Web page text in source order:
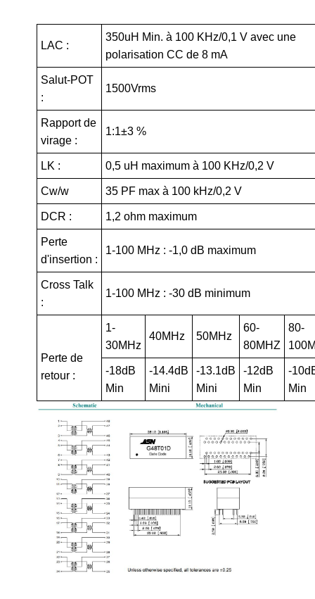
LAC :
350uH Min. à 100 KHz/0,1 V avec une
polarisation CC de 8 mA
Salut-POT
:
1500Vrms
Rapport de
virage :
1:1±3 %
LK : 0,5 uH maximum à 100 KHz/0,2 V
Cw/w 35 PF max à 100 kHz/0,2 V
DCR : 1,2 ohm maximum
Perte
d'insertion :
1-100 MHz : -1,0 dB maximum
Cross Talk
:
1-100 MHz : -30 dB minimum
Perte de
retour :
1-
30MHz
40MHz 50MHz
60-
80MHZ
80-
-18dB
Min
-14.4dB
Mini
-13.1dB
Mini
-12dB
Min
-
Min